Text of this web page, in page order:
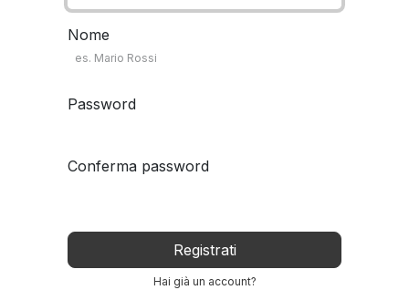
Nome
Password
Conferma password
Registrati
Hai già un account?